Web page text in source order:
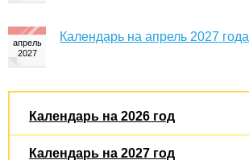
Календарь на апрель 2027 года
Календарь на 2026 год
Календарь на 2027 год